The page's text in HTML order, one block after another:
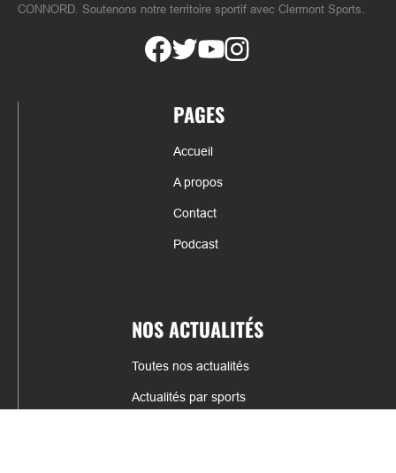
CONNORD. Soutenons notre territoire sportif avec Clermont Sports.
PAGES
Accueil
A propos
Contact
Podcast
NOS ACTUALITÉS
Toutes nos actualités
Actualités par sports